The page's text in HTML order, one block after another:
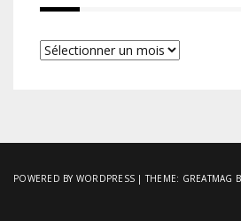
Archives
POWERED BY WORDPRESS |THEME: GREATMAG